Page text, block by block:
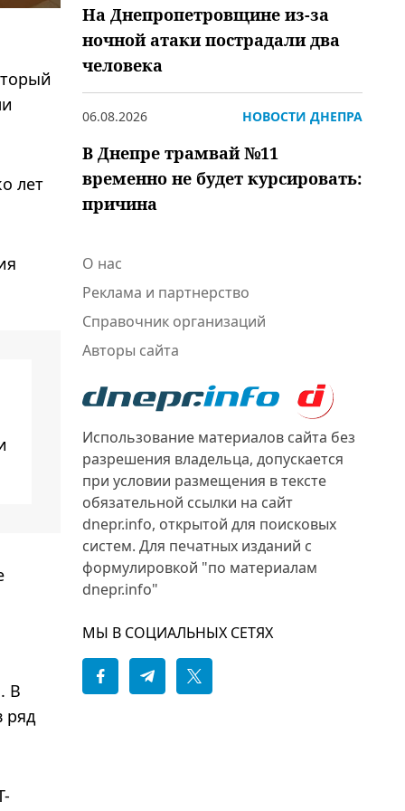
лет
В
ряд
На Днепропетровщине из-за
ночной атаки пострадали два
человека
06.08.2026 НОВОСТИ ДНЕПРА
В Днепре трамвай №11
временно не будет курсировать:
причина
О нас
Реклама и партнерство
Справочник организаций
Авторы сайта
Использование материалов сайта без
разрешения владельца, допускается
при условии размещения в тексте
обязательной ссылки на сайт
dnepr.info, открытой для поисковых
систем. Для печатных изданий с
формулировкой "по материалам
dnepr.info"
МЫ В СОЦИАЛЬНЫХ СЕТЯХ